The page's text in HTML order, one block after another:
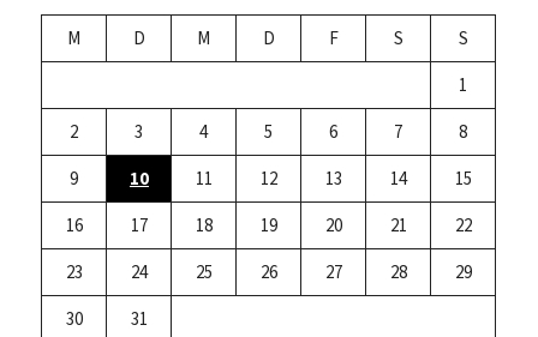
M D M D F S
S
1
2
3 4 5 6 7
8
9
10 11 12 13 14
15
16
17 18 19 20 21
22
23
24 25 26 27 28
29
30
31